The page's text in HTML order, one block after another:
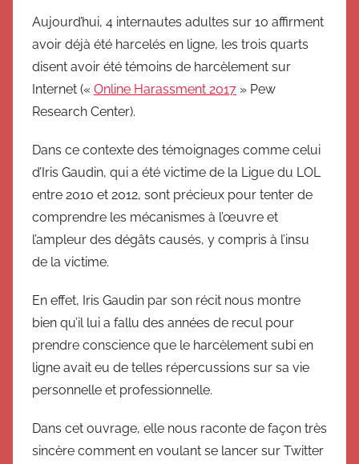
r
D
o
m
e
r
L
e
s
o
l
l
s
Aujourd’hui, 4 internautes adultes sur 10 affirment
avoir déjà été harcelés en ligne, les trois quarts
disent avoir été témoins de harcèlement sur
Internet (« Online Harassment 2017 » Pew
Research Center).
Dans ce contexte des témoignages comme celui
d’Iris Gaudin, qui a été victime de la Ligue du LOL
entre 2010 et 2012, sont précieux pour tenter de
comprendre les mécanismes à l’œuvre et
l’ampleur des dégâts causés, y compris à l’insu
de la victime.
En effet, Iris Gaudin par son récit nous montre
bien qu’il lui a fallu des années de recul pour
prendre conscience que le harcèlement subi en
ligne avait eu de telles répercussions sur sa vie
personnelle et professionnelle.
Dans cet ouvrage, elle nous raconte de façon très
sincère comment en voulant se lancer sur Twitter